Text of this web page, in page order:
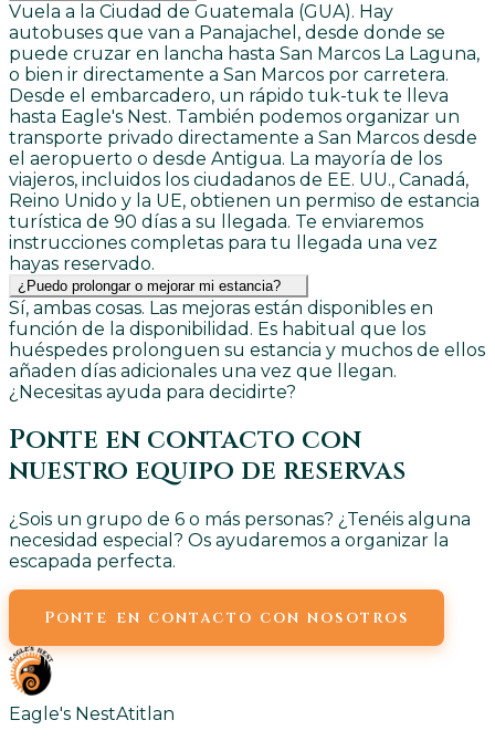
Vuela a la Ciudad de Guatemala (GUA). Hay
autobuses que van a Panajachel, desde donde se
puede cruzar en lancha hasta San Marcos La Laguna,
o bien ir directamente a San Marcos por carretera.
Desde el embarcadero, un rápido tuk-tuk te lleva
hasta Eagle's Nest. También podemos organizar un
transporte privado directamente a San Marcos desde
el aeropuerto o desde Antigua. La mayoría de los
viajeros, incluidos los ciudadanos de EE. UU., Canadá,
Reino Unido y la UE, obtienen un permiso de estancia
turística de 90 días a su llegada. Te enviaremos
instrucciones completas para tu llegada una vez
hayas reservado.
¿Puedo prolongar o mejorar mi estancia?
Sí, ambas cosas. Las mejoras están disponibles en
función de la disponibilidad. Es habitual que los
huéspedes prolonguen su estancia y muchos de ellos
añaden días adicionales una vez que llegan.
¿Necesitas ayuda para decidirte?
Ponte en contacto con
nuestro equipo de reservas
¿Sois un grupo de 6 o más personas? ¿Tenéis alguna
necesidad especial? Os ayudaremos a organizar la
escapada perfecta.
Ponte en contacto con nosotros
Eagle's NestAtitlan